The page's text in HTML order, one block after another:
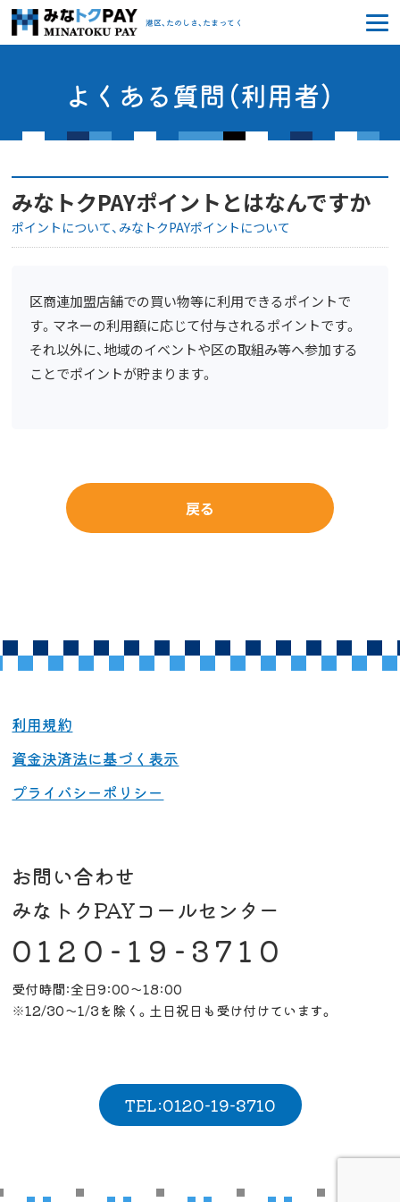
みなトクPAY
港区、たのしさ、たまってく
よくある質問（利用者）
みなトクPAYポイントとはなんですか
ポイントについて みなトクPAYポイントについて
区商連加盟店舗での買い物等に利用できるポイントで
す。マネーの利用額に応じて付与されるポイントです。
それ以外に、地域のイベントや区の取組み等へ参加する
ことでポイントが貯まります。
戻る
お問い合わせ
みなトクPAYコールセンター
0120-19-3710
受付時間:全日9:00～18:00
※12/30～1/3を除く。土日祝日も受け付けています。
利用規約
資金決済法に基づく表示
プライバシーポリシー
TEL:0120-19-3710